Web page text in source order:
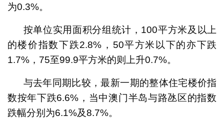
为0.3%。
按单位实用面积分组统计，100平方米及以上
的楼价指数下跌2.8%，50平方米以下的亦下跌
1.7%，75至99.9平方米的则上升0.7%。
与去年同期比较，最新一期的整体住宅楼价指
数按年下跌6.6%，当中澳门半岛与路氹区的指数
跌幅分别为6.1%及8.7%。